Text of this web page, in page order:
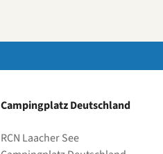
Campingplatz Deutschland
RCN Laacher See